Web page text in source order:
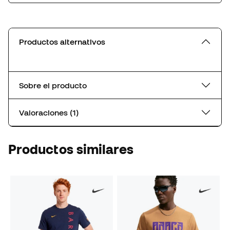
Productos alternativos
Sobre el producto
Valoraciones (1)
Productos similares